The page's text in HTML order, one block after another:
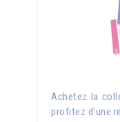
Achetez la
profitez d'une